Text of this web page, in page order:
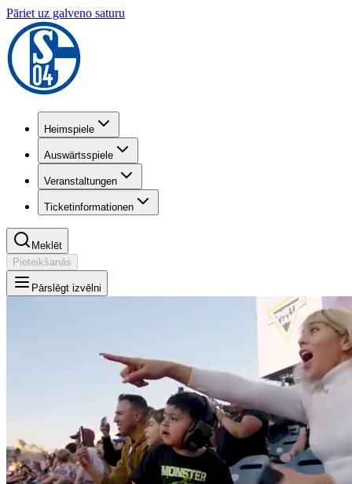
Pāriet uz galveno saturu
Heimspiele
Auswärtsspiele
Veranstaltungen
Ticketinformationen
Meklēt
Pieteikšanās
Pārslēgt izvēlni